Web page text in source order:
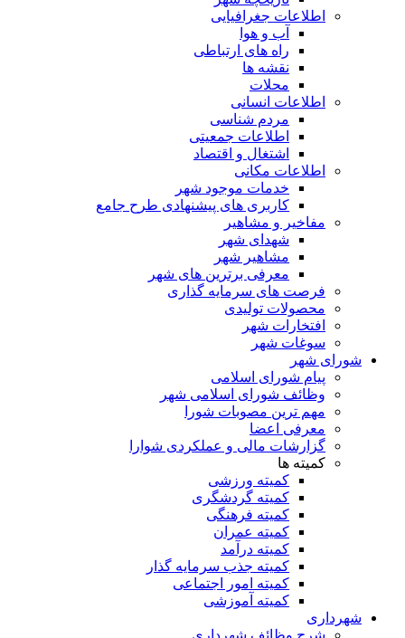
اطلاعات جغرافیایی
آب و هوا
راه های ارتباطی
نقشه ها
محلات
اطلاعات انسانی
مردم شناسی
اطلاعات جمعیتی
اشتغال و اقتصاد
اطلاعات مکانی
خدمات موجود شهر
کاربری های پیشنهادی طرح جامع
مفاخیر و مشاهیر
شهدای شهر
مشاهیر شهر
معرفی برترین های شهر
فرصت های سرمایه گذاری
محصولات تولیدی
افتخارات شهر
سوغات شهر
شورای شهر
پیام شورای اسلامی
وظائف شورای اسلامی شهر
مهم ترین مصوبات شورا
معرفی اعضا
گزارشات مالی و عملکردی شوارا
کمیته ها
کمیته ورزشی
کمیته گردشگری
کمیته فرهنگی
کمیته عمران
کمیته درآمد
کمیته جذب سرمایه گذار
کمیته امور اجتماعی
کمیته آموزشی
شهرداری